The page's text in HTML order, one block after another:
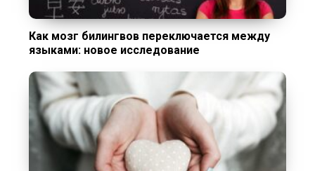
Как мозг билингвов переключается между
языками: новое исследование